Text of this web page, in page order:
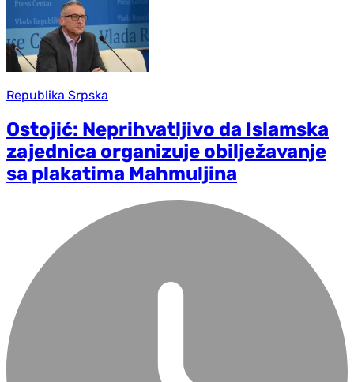
Republika Srpska
Ostojić: Neprihvatljivo da Islamska
zajednica organizuje obilježavanje
sa plakatima Mahmuljina